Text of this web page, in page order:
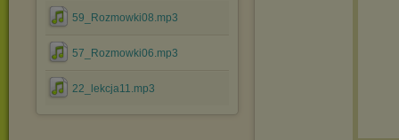
59_Rozmowki08.mp3
57_Rozmowki06.mp3
22_lekcja11.mp3